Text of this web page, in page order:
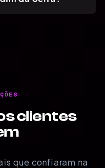
clientes
que confiaram na